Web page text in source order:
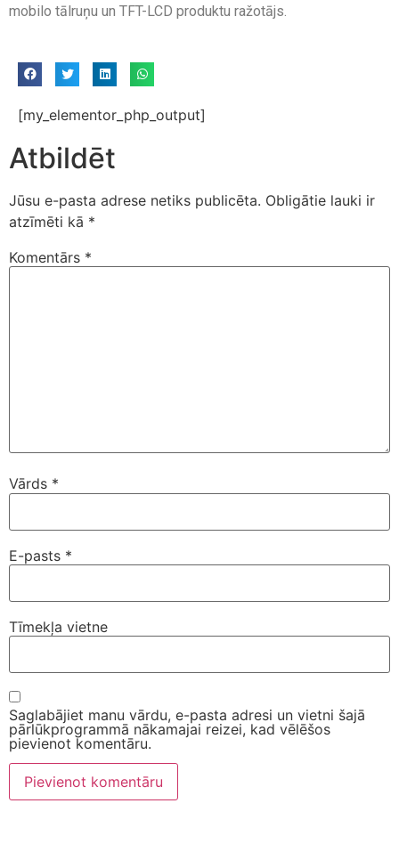
mobilo tālruņu un TFT-LCD produktu ražotājs.
[my_elementor_php_output]
Atbildēt
Jūsu e-pasta adrese netiks publicēta. Obligātie lauki ir
atzīmēti kā *
Komentārs *
Vārds *
E-pasts *
Tīmekļa vietne
Saglabājiet manu vārdu, e-pasta adresi un vietni šajā
pārlūkprogrammā nākamajai reizei, kad vēlēšos
pievienot komentāru.